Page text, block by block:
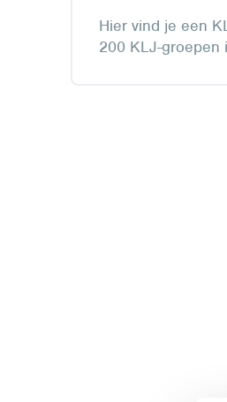
Hier vind je een
200 KLJ-groepen